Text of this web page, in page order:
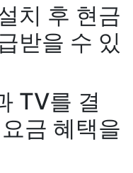
치 후 현금
받을 수 있
TV를 결
금 혜택을